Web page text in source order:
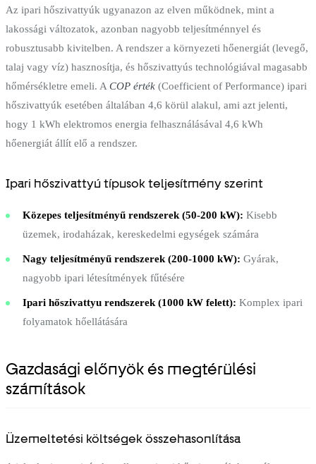
Az ipari hőszivattyúk ugyanazon az elven működnek, mint a
lakossági változatok, azonban nagyobb teljesítménnyel és
robusztusabb kivitelben. A rendszer a környezeti hőenergiát (levegő,
talaj vagy víz) hasznosítja, és hőszivattyús technológiával magasabb
hőmérsékletre emeli. A COP érték (Coefficient of Performance) ipari
hőszivattyúk esetében általában 4,6 körül alakul, ami azt jelenti,
hogy 1 kWh elektromos energia felhasználásával 4,6 kWh
hőenergiát állít elő a rendszer.
Ipari hőszivattyú típusok teljesítmény szerint
Közepes teljesítményű rendszerek (50-200 kW): Kisebb
üzemek, irodaházak, kereskedelmi egységek számára
Nagy teljesítményű rendszerek (200-1000 kW): Gyárak,
nagyobb ipari létesítmények fűtésére
Ipari hőszivattyu rendszerek (1000 kW felett): Komplex ipari
folyamatok hőellátására
Gazdasági előnyök és megtérülési
számítások
Üzemeltetési költségek összehasonlítása